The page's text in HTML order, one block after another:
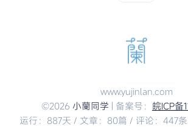
www.yujinlan.com
©2026 小蘭同学 | 备案号： 皖ICP备
运行：887天 / 文章：80篇 / 评论：447